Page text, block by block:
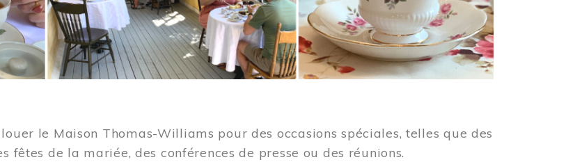
le Maison Thomas-Williams pour des occasions spéciales, telles que des
fêtes de la mariée, des conférences de presse ou des réunions.